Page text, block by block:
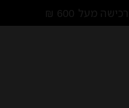
רכישה מעל 600
₪